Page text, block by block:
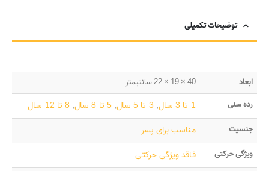
توضیحات تکمیلی
ابعاد
40 × 19 × 22 سانتیمتر
رده سنی
1 تا 3 سال , 3 تا 5 سال ,5 تا 8 سال , 8 تا 12 سال
جنسیت مناسب برای پسر
ویژگی حرکتی فاقد ویژگی حرکتی